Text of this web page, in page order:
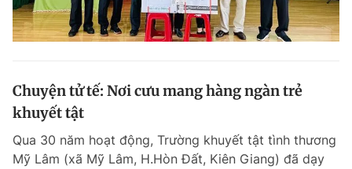
Chuyện tử tế: Nơi cưu mang hàng ngàn trẻ
khuyết tật
Qua 30 năm hoạt động, Trường khuyết tật tình thương
Mỹ Lâm (xã Mỹ Lâm, H.Hòn Đất, Kiên Giang) đã dạy